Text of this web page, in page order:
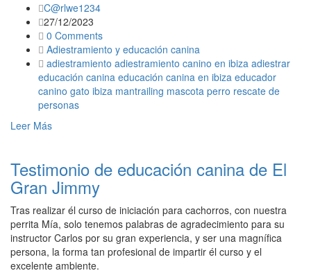
C@rlwe1234
27/12/2023
0 Comments
Adiestramiento y educación canina
adiestramiento adiestramiento canino en ibiza adiestrar
educación canina educación canina en ibiza educador
canino gato ibiza mantrailing mascota perro rescate de
personas
Leer Más
Testimonio de educación canina de El
Gran Jimmy
Tras realizar él curso de iniciación para cachorros, con nuestra
perrita Mía, solo tenemos palabras de agradecimiento para su
instructor Carlos por su gran experiencia, y ser una magnífica
persona, la forma tan profesional de impartir él curso y el
excelente ambiente.